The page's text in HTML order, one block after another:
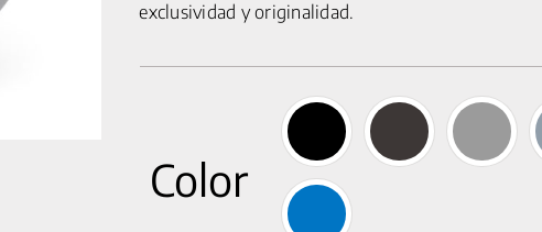
exclusividad y originalidad.
Color